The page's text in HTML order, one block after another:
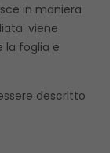
in maniera
viene
la foglia e
descritto